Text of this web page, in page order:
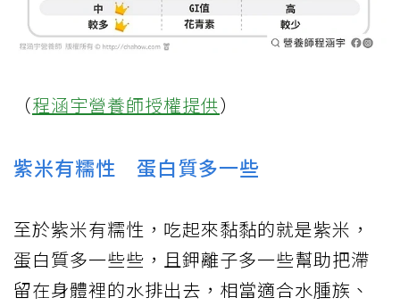
（程涵宇營養師授權提供）
紫米有糯性 蛋白質多一些
至於紫米有糯性，吃起來黏黏的就是紫米，
蛋白質多一些些，且鉀離子多一些幫助把滯
留在身體裡的水排出去，相當適合水腫族、